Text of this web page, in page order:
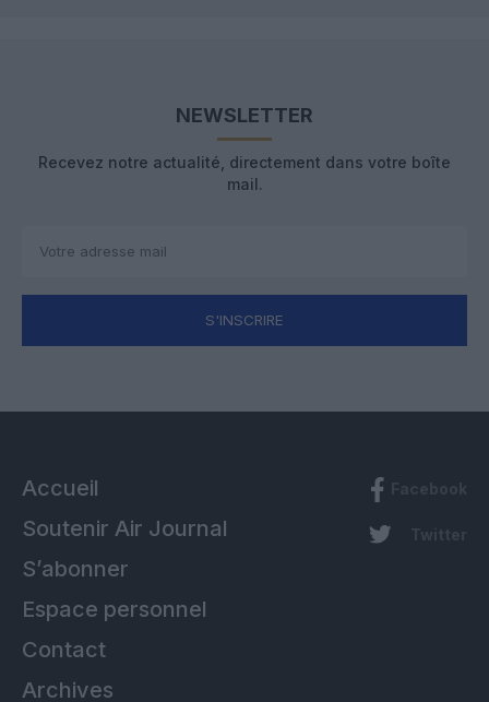
NEWSLETTER
Recevez notre actualité, directement dans votre boîte
mail.
S'INSCRIRE
Accueil
Soutenir Air Journal
S’abonner
Espace personnel
Contact
Archives